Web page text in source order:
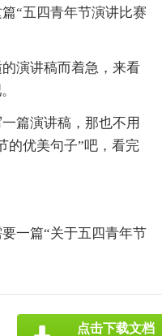
“五四青年节演讲比赛
演讲稿而着急，来看
篇演讲稿，那也不用
的优美句子”吧，看完
一篇“关于五四青年节
点击下载文档